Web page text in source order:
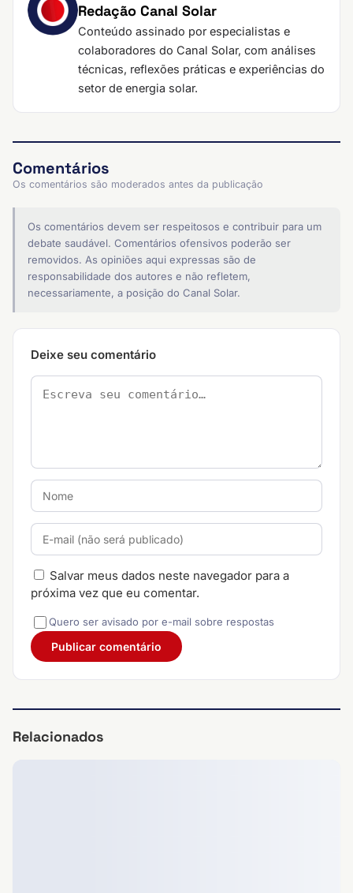
Redação Canal Solar
Conteúdo assinado por especialistas e
colaboradores do Canal Solar, com análises
técnicas, reflexões práticas e experiências do
setor de energia solar.
Comentários
Os comentários são moderados antes da publicação
Os comentários devem ser respeitosos e contribuir para um
debate saudável. Comentários ofensivos poderão ser
removidos. As opiniões aqui expressas são de
responsabilidade dos autores e não refletem,
necessariamente, a posição do Canal Solar.
Deixe seu comentário
Salvar meus dados neste navegador para a
próxima vez que eu comentar.
Quero ser avisado por e-mail sobre respostas
Relacionados